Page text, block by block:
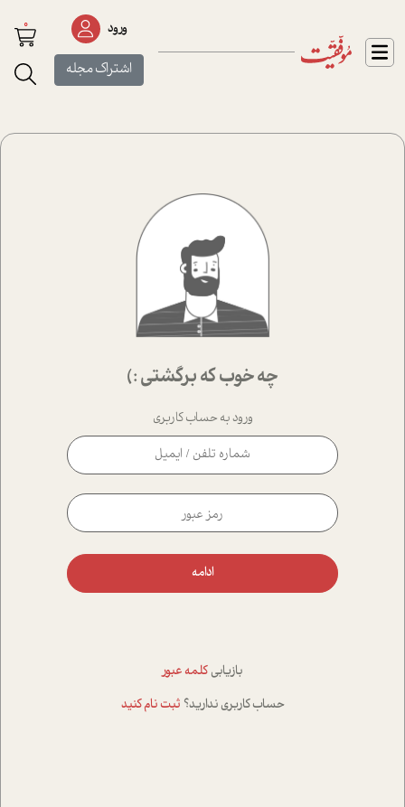
ورود
اشتراک مجله
0
چه خوب که برگشتی :)
ورود به حساب کاربری
ادامه
بازیابی کلمه عبور
حساب کاربری ندارید؟ ثبت نام کنید